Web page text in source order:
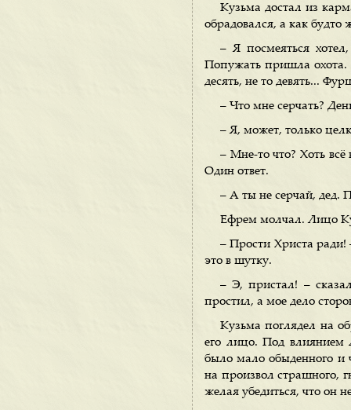
Кузьма достал из
обрадовался, а как будто
– Я посмеяться
Попужать пришла охота.
десять, не то девять...
– Что мне серчать?
– Я, может, только
– Мне-то что? Хоть
Один ответ.
– А ты не серчай, дед.
Ефрем молчал. Лицо
– Прости Христа
это в шутку.
– Э, пристал! –
простил, а мое дело
Кузьма поглядел на
его лицо. Под влиянием
было мало обыденного и
на произвол страшного,
желая убедиться, что он